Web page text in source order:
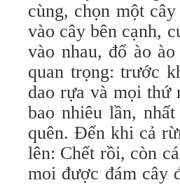
cùng, chọn một
vào cây bên cạnh,
vào nhau, đổ ào
quan trọng: trước
dao rựa và mọi thứ
bao nhiêu lần,
quên. Đến khi cả
lên: Chết rồi, còn
moi được đám cây